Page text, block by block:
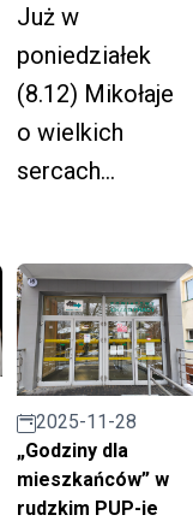
Już w
poniedziałek
(8.12) Mikołaje
o wielkich
sercach
chorej na
mukowiscydozę
.
2025-11-28
„Godziny dla
mieszkańców” w
rudzkim PUP-ie